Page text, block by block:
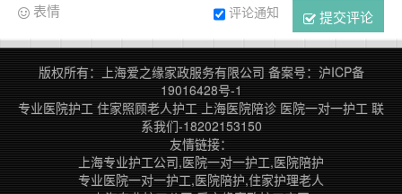
提交评论
评论通知
表情
版权所有：上海爱之缘家政服务有限公司 备案号： 沪ICP备
19016428号-1
专业医院护工 住家照顾老人护工 上海医院陪诊 医院一对一护工 联
系我们-18202153150
友情链接：
上海专业护工公司,医院一对一护工,医院陪护
专业医院一对一护工,医院陪护,住家护理老人